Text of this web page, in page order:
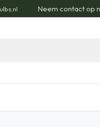
Neem contact op